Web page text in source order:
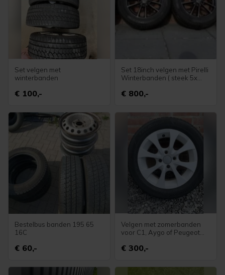
Set velgen met
winterbanden
€ 100,-
Set 18inch velgen met Pirelli
Winterbanden ( steek 5x
€ 800,-
Bestelbus banden 195 65
16C
€ 60,-
Velgen met zomerbanden
voor C1, Aygo of Peugeot
€ 300,-